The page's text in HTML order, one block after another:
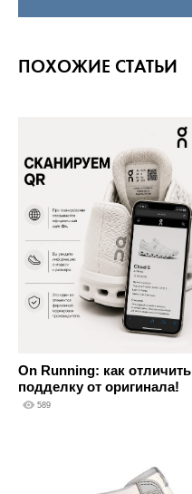
ПОХОЖИЕ СТАТЬИ
On Running: как отличить
подделку от оригинала!
589